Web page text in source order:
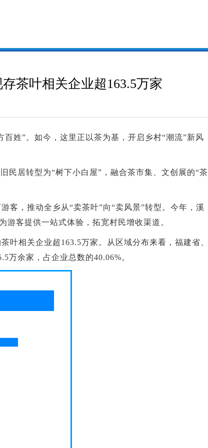
茶叶相关企业超163.5万家
姓”。如今，这里正以茶为基，开启乡村“潮流”新风
民居转型为“树下小白屋”，融合茶市集、文创展的“茶
客，推动全乡从“卖茶叶”向“卖风景”转型。今年，溪
游客提供一站式体验，拓宽村民增收渠道。
叶相关企业超163.5万家。从区域分布来看，福建省、
万余家，占企业总数的40.06%。